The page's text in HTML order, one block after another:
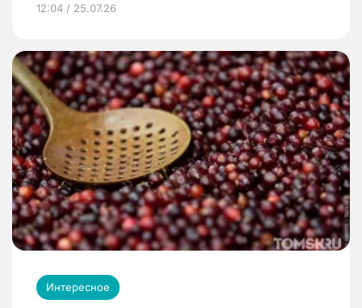
12:04 / 25.07.26
Интересное